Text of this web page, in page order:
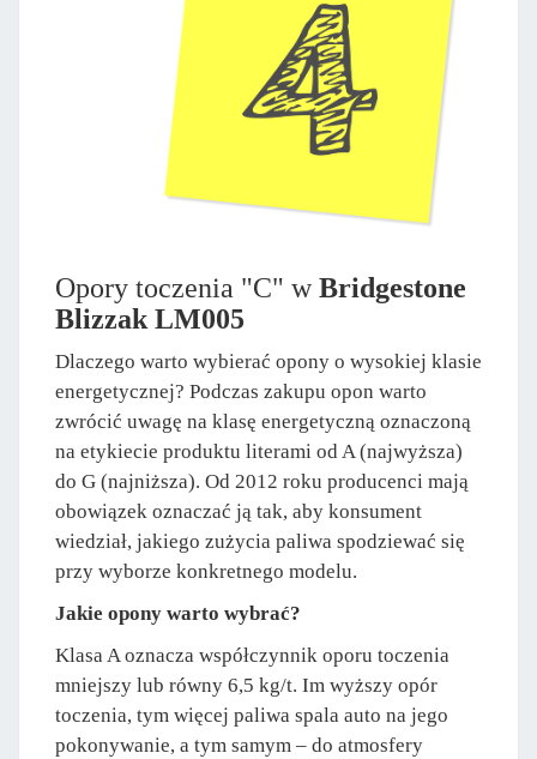
Opory toczenia "C" wBridgestone
Blizzak LM005
Dlaczego warto wybierać opony o wysokiej klasie
energetycznej? Podczas zakupu opon warto
zwrócić uwagę na klasę energetyczną oznaczoną
na etykiecie produktu literami od A (najwyższa)
do G (najniższa). Od 2012 roku producenci mają
obowiązek oznaczać ją tak, aby konsument
wiedział, jakiego zużycia paliwa spodziewać się
przy wyborze konkretnego modelu.
Jakie opony warto wybrać?
Klasa A oznacza współczynnik oporu toczenia
mniejszy lub równy 6,5 kg/t. Im wyższy opór
toczenia, tym więcej paliwa spala auto na jego
pokonywanie, a tym samym – do atmosfery